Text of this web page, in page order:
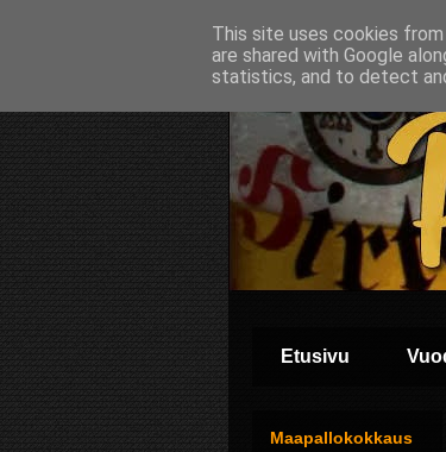
Etusivu
Maapallokokkaus
This site uses cookies
are shared with Google
statistics, and to detect